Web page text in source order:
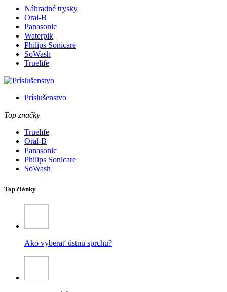
Náhradné trysky
Oral-B
Panasonic
Waterpik
Philips Sonicare
SoWash
Truelife
Príslušenstvo
Top značky
Truelife
Oral-B
Panasonic
Philips Sonicare
SoWash
Top články
Ako vyberať ústnu sprchu?